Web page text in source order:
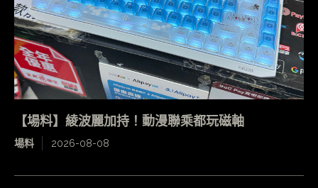
【場料】綾波麗加持！動漫聯乘都玩磁軸
場料 2026-08-08